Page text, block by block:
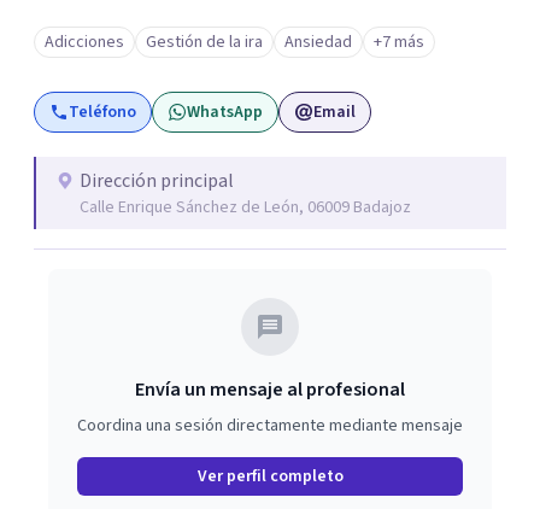
Adicciones Gestión de la ira Ansiedad +7 más
Teléfono WhatsApp Email
Dirección principal
Calle Enrique Sánchez de León, 06009 Badajoz
Envía un mensaje al profesional
Coordina una sesión directamente mediante mensaje
Ver perfil completo